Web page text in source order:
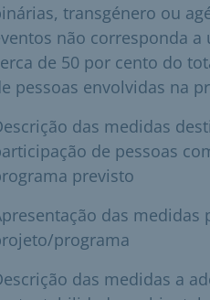
transgénero ou
não corresponda
de 50 por cento do
pessoas envolvidas na
das medidas
de pessoas
previsto
das medidas
programa
das medidas a